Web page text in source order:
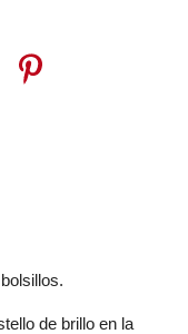
de brillo en la